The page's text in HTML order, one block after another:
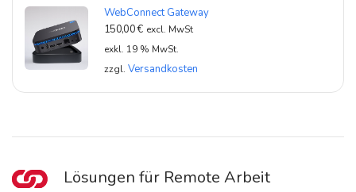
WebConnect Gateway
150,00€ excl. MwSt
exkl. 19 % MwSt.
zzgl.Versandkosten
Lösungen für Remote Arbeit